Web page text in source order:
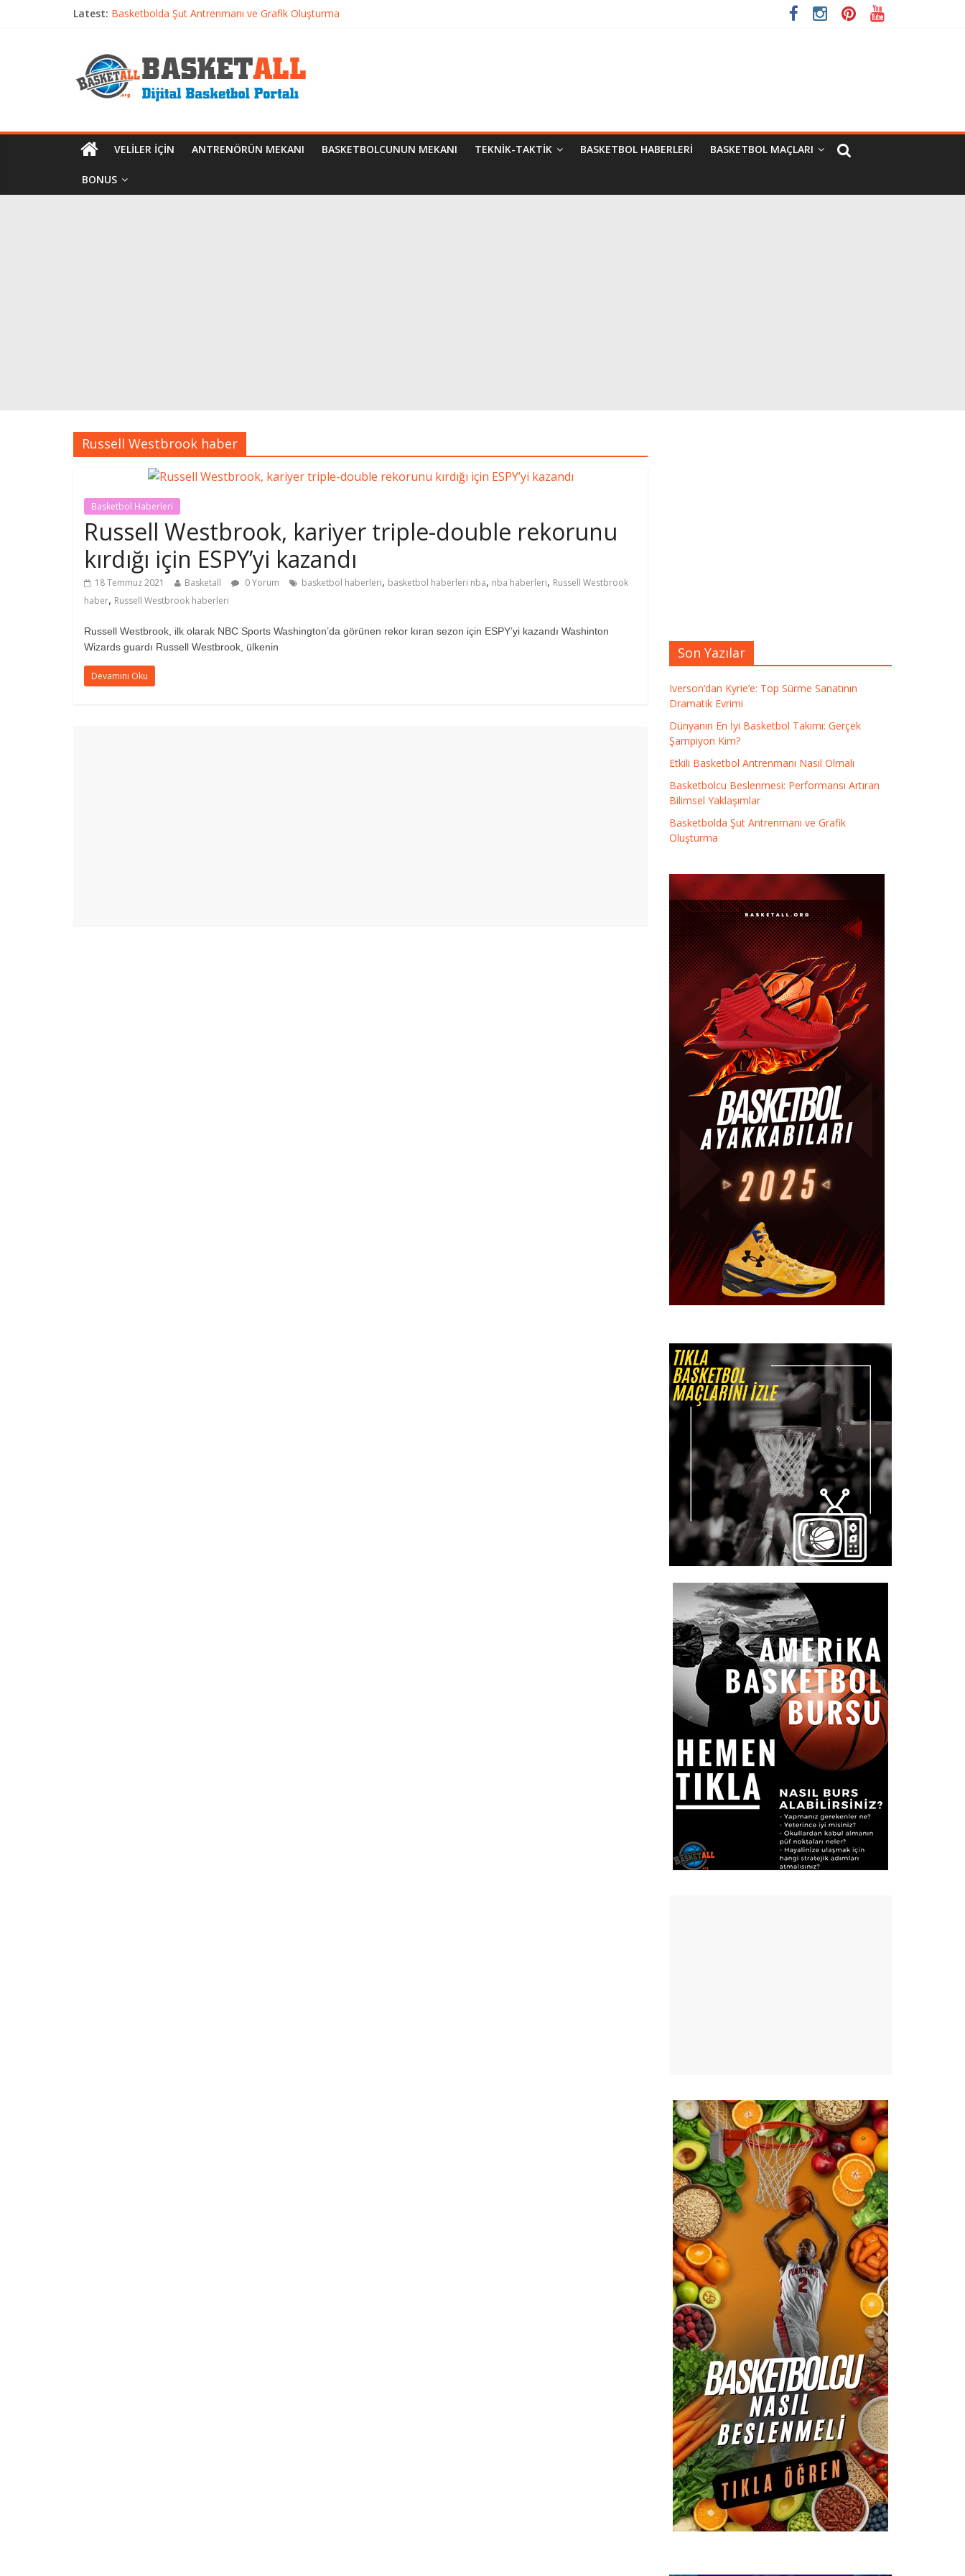
Latest:
Basketbolda Şut Antrenmanı ve Grafik Oluşturma
Dünyanın En İyi Basketbol Takımı: Gerçek Şampiyon Kim?
Etkili Basketbol Antrenmanı Nasıl Olmalı
VELILER İÇIN ANTRENÖRÜN MEKANI BASKETBOLCUNUN MEKANI TEKNIK-TAKTIK BASKETBOL HABERLERI BASKETBOL MAÇLARI
BONUS
Russell Westbrook haber
Basketbol Haberleri
Russell Westbrook, kariyer triple-double rekorunu
kırdığı için ESPY’yi kazandı
18 Temmuz 2021 Basketall 0 Yorum basketbol haberleri, basketbol haberleri nba, nba haberleri, Russell Westbrook
haber, Russell Westbrook haberleri
Russell Westbrook, ilk olarak NBC Sports Washington’da görünen rekor kıran sezon için ESPY’yi kazandı Washinton
Wizards guardı Russell Westbrook, ülkenin
Devamını Oku
Son Yazılar
Iverson’dan Kyrie’e: Top Sürme Sanatının
Dramatik Evrimi
Dünyanın En İyi Basketbol Takımı: Gerçek
Şampiyon Kim?
Etkili Basketbol Antrenmanı Nasıl Olmalı
Basketbolcu Beslenmesi: Performansı Artıran
Bilimsel Yaklaşımlar
Basketbolda Şut Antrenmanı ve Grafik
Oluşturma